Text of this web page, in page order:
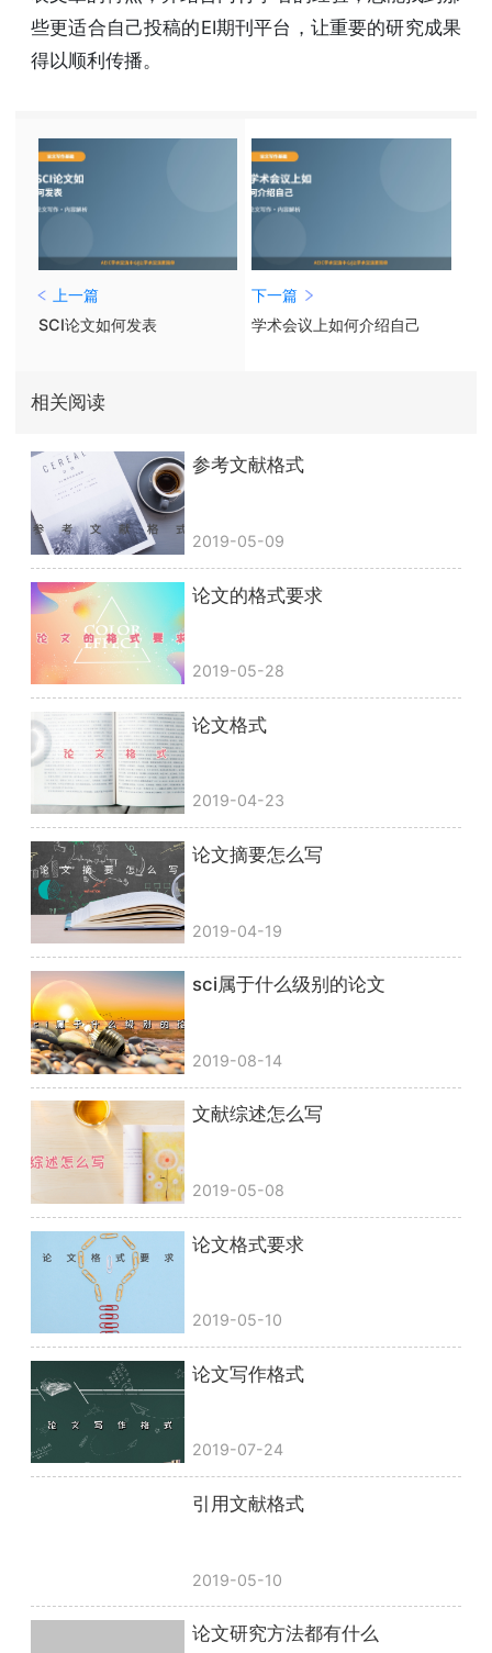
些更适合自己投稿的EI期刊平台，让重要的研究成果
得以顺利传播。
上一篇
SCI论文如何发表
下一篇
学术会议上如何介绍自己
相关阅读
参考文献格式
2019-05-09
论文的格式要求
2019-05-28
论文格式
2019-04-23
论文摘要怎么写
2019-04-19
sci属于什么级别的论文
2019-08-14
文献综述怎么写
2019-05-08
论文格式要求
2019-05-10
论文写作格式
2019-07-24
引用文献格式
2019-05-10
论文研究方法都有什么